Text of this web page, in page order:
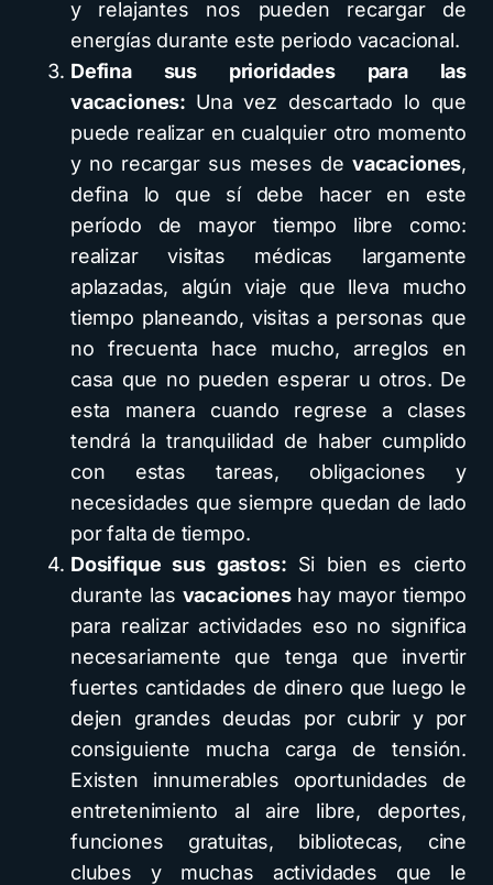
y relajantes nos pueden recargar de
energías durante este periodo vacacional.
Defina sus prioridades para las
vacaciones: Una vez descartado lo que
puede realizar en cualquier otro momento
y no recargar sus meses de vacaciones,
defina lo que sí debe hacer en este
período de mayor tiempo libre como:
realizar visitas médicas largamente
aplazadas, algún viaje que lleva mucho
tiempo planeando, visitas a personas que
no frecuenta hace mucho, arreglos en
casa que no pueden esperar u otros. De
esta manera cuando regrese a clases
tendrá la tranquilidad de haber cumplido
con estas tareas, obligaciones y
necesidades que siempre quedan de lado
por falta de tiempo.
Dosifique sus gastos: Si bien es cierto
durante las vacaciones hay mayor tiempo
para realizar actividades eso no significa
necesariamente que tenga que invertir
fuertes cantidades de dinero que luego le
dejen grandes deudas por cubrir y por
consiguiente mucha carga de tensión.
Existen innumerables oportunidades de
entretenimiento al aire libre, deportes,
funciones gratuitas, bibliotecas, cine
clubes y muchas actividades que le